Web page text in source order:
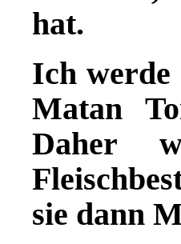
hat.
Ich werde
Matan
Daher
sie dann